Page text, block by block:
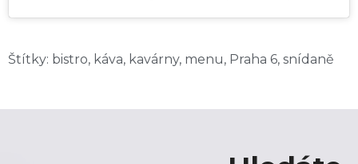
Štítky: bistro, káva, kavárny, menu, Praha 6, snídaně